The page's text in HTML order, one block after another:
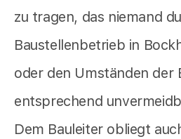
zu tragen, das niemand
Baustellenbetrieb in
oder den Umständen der
entsprechend
Dem Bauleiter obliegt